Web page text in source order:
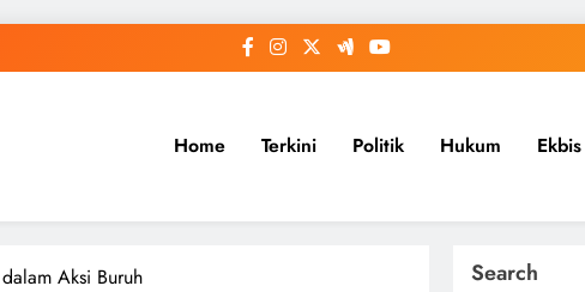
Home Terkini Politik Hukum Ekbis
Aksi Buruh Search